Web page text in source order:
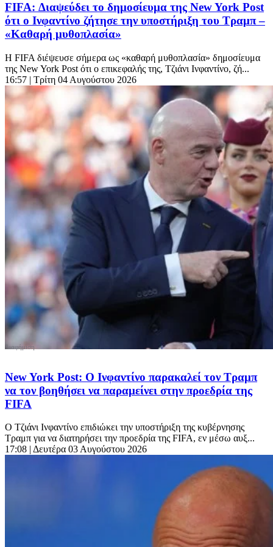
FIFA: Διαψεύδει το δημοσίευμα της New York Post
ότι ο Ινφαντίνο ζήτησε την υποστήριξη του Τραμπ –
«Καθαρή μυθοπλασία»
Η FIFA διέψευσε σήμερα ως «καθαρή μυθοπλασία» δημοσίευμα
της New York Post ότι ο επικεφαλής της, Τζιάνι Ινφαντίνο, ζή...
16:57 | Τρίτη 04 Αυγούστου 2026
New York Post: Ο Ινφαντίνο παρακαλεί τον Τραμπ
να τον βοηθήσει να παραμείνει στην προεδρία της
FIFA
Ο Τζιάνι Ινφαντίνο επιδιώκει την υποστήριξη της κυβέρνησης
Τραμπ για να διατηρήσει την προεδρία της FIFA, εν μέσω αυξ...
17:08 | Δευτέρα 03 Αυγούστου 2026